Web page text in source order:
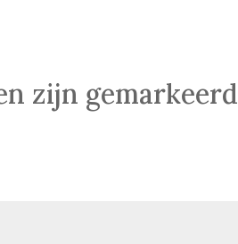
zijn gemarkeerd